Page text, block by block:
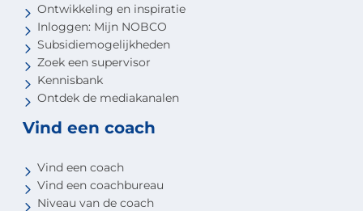
Ontwikkeling en inspiratie
Inloggen: Mijn NOBCO
Subsidiemogelijkheden
Zoek een supervisor
Kennisbank
Ontdek de mediakanalen
Vind een coach
Vind een coach
Vind een coachbureau
Niveau van de coach